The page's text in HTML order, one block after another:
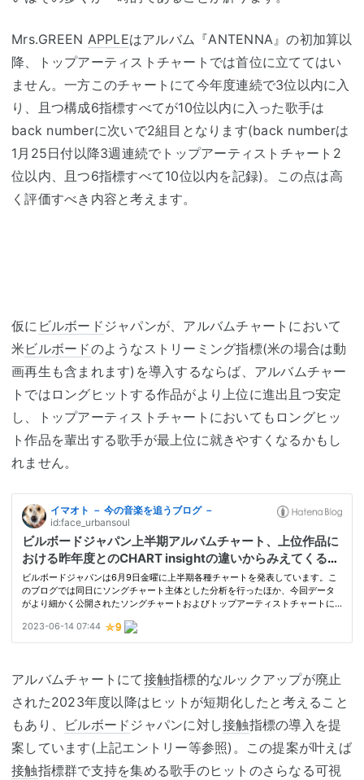
Mrs.GREEN APPLEはアルバム『ANTENNA』の初加算以
降、トップアーティストチャートでは首位に立ててはい
ません。一方このチャートにて今年度連続で3位以内に入
り、且つ構成6指標すべてが10位以内に入った歌手は
back numberに次いで2組目となります(back numberは
1月25日付以降3週連続でトップアーティストチャート2
位以内、且つ6指標すべて10位以内を記録)。この点は高
く評価すべき内容と考えます。
仮に ビルボード ジャパンが、アルバムチャートにおいて
米 ビルボードのようなストリーミング指標(米の場合は動
画再生も含まれます)を導入するならば、アルバムチャー
トではロングヒットする作品がより上位に進出且つ安定
し、トップアーティストチャートにおいてもロングヒッ
ト作品を輩出する歌手が最上位に就きやすくなるかもし
れません。
アルバムチャートにて接触指標的なルックアップが廃止
された2023年度以降はヒットが短期化したと考えること
もあり、
ビルボード ジャパンに対し接触指標の導入を提
案しています(上記エントリー等参照)。この提案が叶えば
接触指標群で支持を集める歌手のヒットのさらなる可視